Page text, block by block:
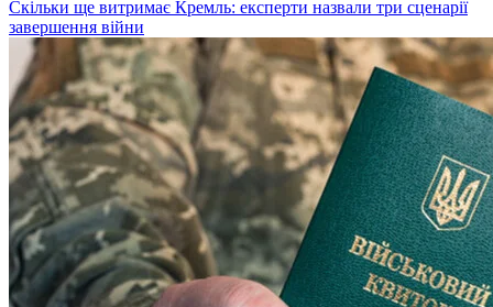
Скільки ще витримає Кремль: експерти назвали три сценарії
завершення війни